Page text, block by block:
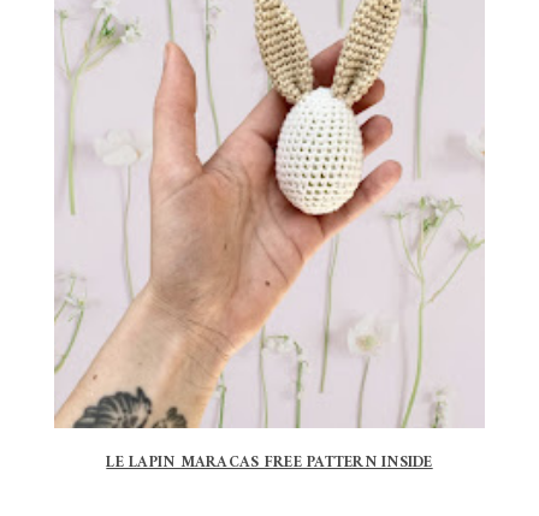
LE LAPIN MARACAS FREE PATTERN INSIDE